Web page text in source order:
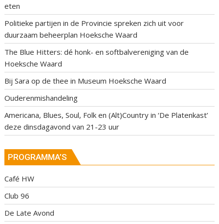
eten
Politieke partijen in de Provincie spreken zich uit voor
duurzaam beheerplan Hoeksche Waard
The Blue Hitters: dé honk- en softbalvereniging van de
Hoeksche Waard
Bij Sara op de thee in Museum Hoeksche Waard
Ouderenmishandeling
Americana, Blues, Soul, Folk en (Alt)Country in ‘De Platenkast’
deze dinsdagavond van 21-23 uur
PROGRAMMA’S
Café HW
Club 96
De Late Avond